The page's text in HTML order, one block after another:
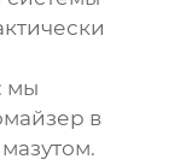
мы
в